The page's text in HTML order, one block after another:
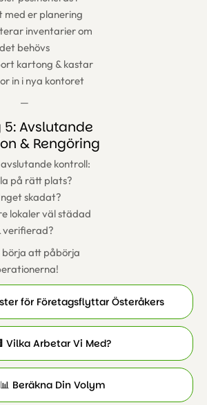
för Företagsflyttar Österåkers
Vilka Arbetar Vi Med?
📊 Beräkna Din Volym
med er planering
inventarier om
det behövs
kartong & kastar
in i nya kontoret
—
5: Avslutande
& Rengöring
kontroll:
på rätt plats?
skadat?
lokaler väl städad
verifierad?
börja att påbörja